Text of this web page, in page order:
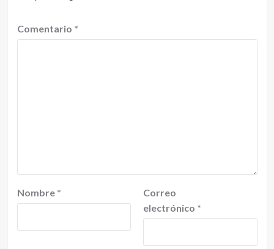
Comentario *
Nombre *
Correo
electrónico *